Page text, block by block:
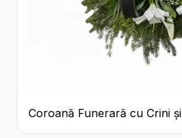
Coroană Funerară cu Crini și
Garoafe Albe